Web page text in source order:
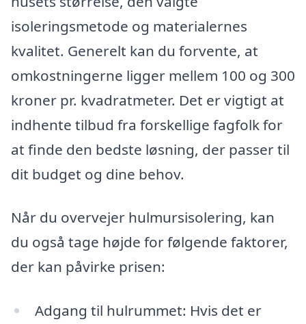
isoleringsmetode og materialernes
kvalitet. Generelt kan du forvente, at
omkostningerne ligger mellem 100 og 300
kroner pr. kvadratmeter. Det er vigtigt at
indhente tilbud fra forskellige fagfolk for
at finde den bedste løsning, der passer til
dit budget og dine behov.
Når du overvejer hulmursisolering, kan
du også tage højde for følgende faktorer,
der kan påvirke prisen:
Adgang til hulrummet: Hvis det er